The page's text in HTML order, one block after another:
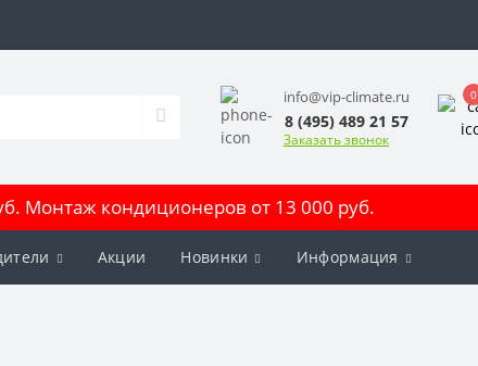
info@vip-climate.ru
8 (495) 489 21 57
Заказать звонок
0
Монтаж кондиционеров от 13 000 руб.
Акции Новинки Информация